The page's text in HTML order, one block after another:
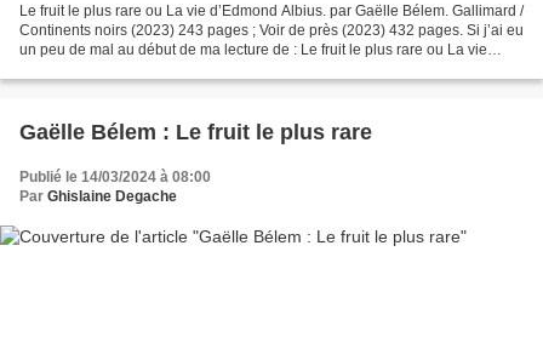
Le fruit le plus rare ou La vie d’Edmond Albius. par Gaëlle Bélem. Gallimard /
Continents noirs (2023) 243 pages ; Voir de près (2023) 432 pages. Si j’ai eu
un peu de mal au début de ma lecture de : Le fruit le plus rare ou La vie
Gaëlle Bélem : Le fruit le plus rare
Publié le 14/03/2024 à 08:00
Par Ghislaine Degache